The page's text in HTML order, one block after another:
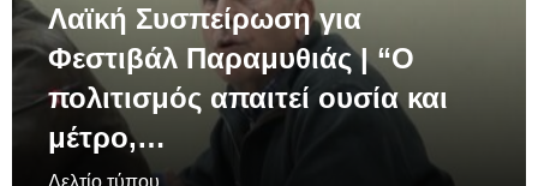
Λαϊκή Συσπείρωση για
Φεστιβάλ Παραμυθιάς | “Ο
πολιτισμός απαιτεί ουσία και
μέτρο,…
Δελτίο τύπου